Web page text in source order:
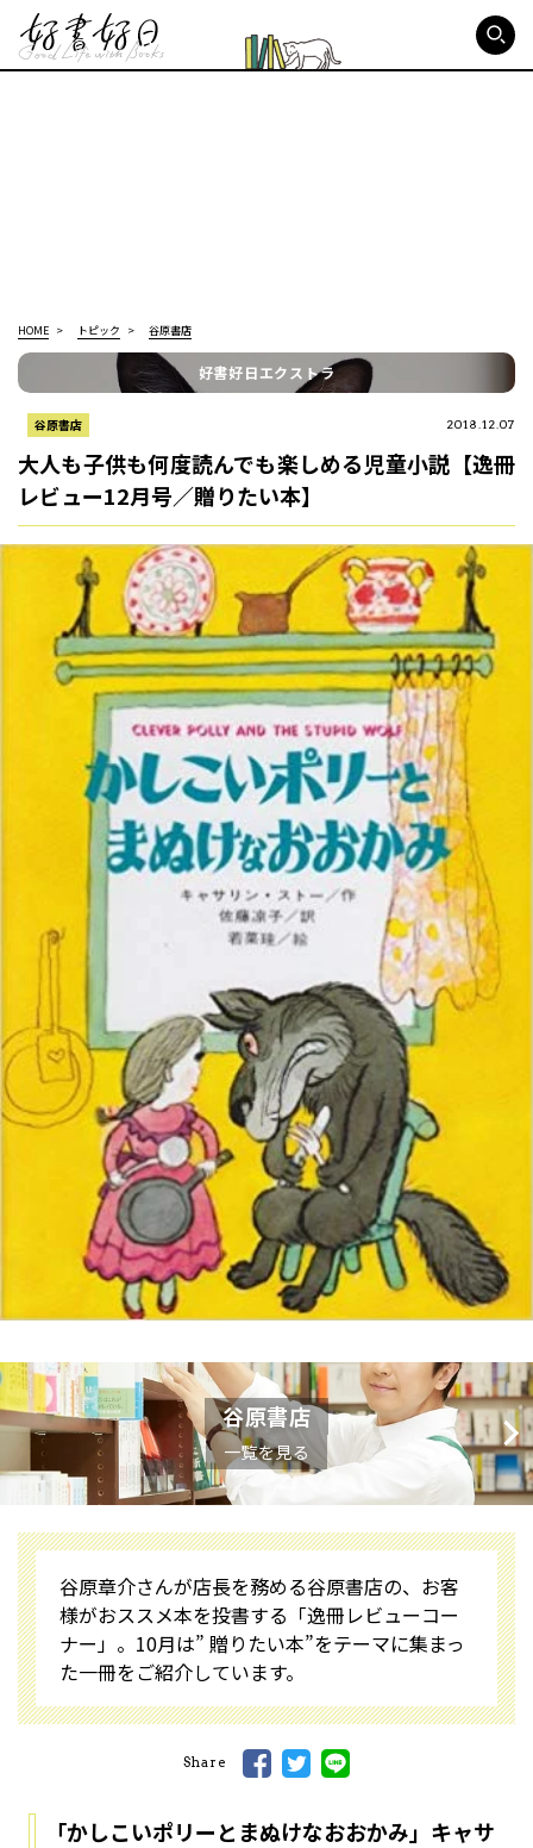
HOME トピック 谷原書店
好書好日エクストラ
谷原書店 2018.12.07
大人も子供も何度読んでも楽しめる児童小説【逸冊
レビュー12月号／贈りたい本】
谷原書店
一覧を見る
谷原章介さんが店長を務める谷原書店の、お客
様がおススメ本を投書する「逸冊レビューコー
ナー」。10月は” 贈りたい本”をテーマに集まっ
た一冊をご紹介しています。
Share
「かしこいポリーとまぬけなおおかみ」キャサ